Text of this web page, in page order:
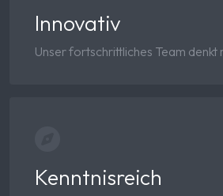
Innovativ
Unser fortschrittliches Team denkt
Kenntnisreich